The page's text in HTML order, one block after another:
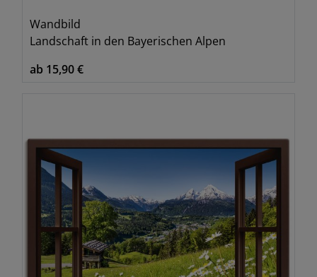
Wandbild
Landschaft in den Bayerischen Alpen
ab 15,90 €